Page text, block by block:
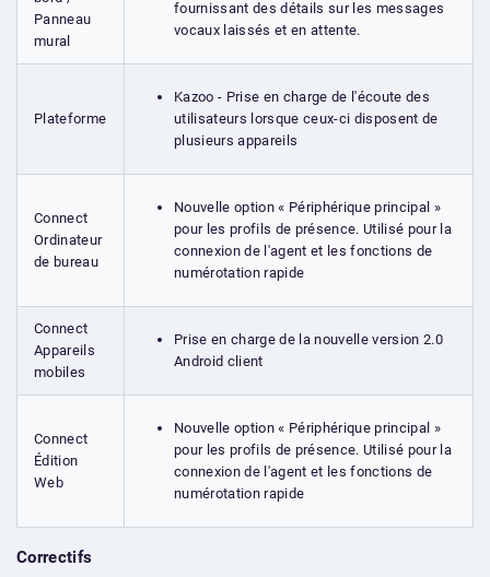
Panneau
mural
fournissant des détails sur les messages
vocaux laissés et en attente.
Plateforme
Kazoo - Prise en charge de l'écoute des
utilisateurs lorsque ceux-ci disposent de
plusieurs appareils
Connect
Ordinateur
de bureau
Nouvelle option « Périphérique principal »
pour les profils de présence. Utilisé pour la
connexion de l'agent et les fonctions de
numérotation rapide
Connect
Appareils
mobiles
Prise en charge de la nouvelle version 2.0
Android client
Connect
Édition
Web
Nouvelle option « Périphérique principal »
pour les profils de présence. Utilisé pour la
connexion de l'agent et les fonctions de
numérotation rapide
Correctifs